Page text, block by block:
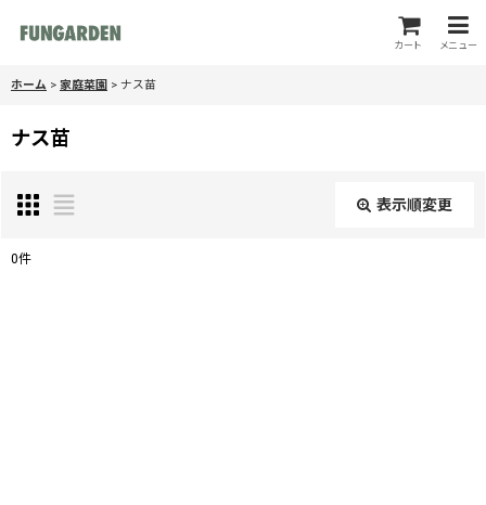
カート メニュー
ホーム > 家庭菜園 > ナス苗
ナス苗
表示順変更
0件